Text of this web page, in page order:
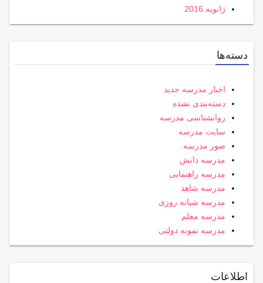
ژانویه 2016
دسته‌ها
اخبار مدرسه جدید
دسته‌بندی نشده
روانشناسی مدرسه
سایت مدرسه
صور مدرسه
مدرسه دانش
مدرسه راهنمایی
مدرسه شاهد
مدرسه شبانه روزی
مدرسه معلم
مدرسه نمونه دولتی
اطلاعات